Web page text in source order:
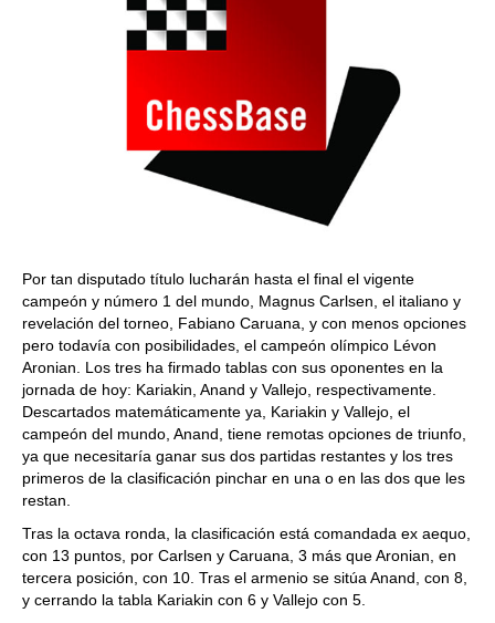
Por tan disputado título lucharán hasta el final el vigente
campeón y número 1 del mundo, Magnus Carlsen, el italiano y
revelación del torneo, Fabiano Caruana, y con menos opciones
pero todavía con posibilidades, el campeón olímpico Lévon
Aronian. Los tres ha firmado tablas con sus oponentes en la
jornada de hoy: Kariakin, Anand y Vallejo, respectivamente.
Descartados matemáticamente ya, Kariakin y Vallejo, el
campeón del mundo, Anand, tiene remotas opciones de triunfo,
ya que necesitaría ganar sus dos partidas restantes y los tres
primeros de la clasificación pinchar en una o en las dos que les
restan.
Tras la octava ronda, la clasificación está comandada ex aequo,
con 13 puntos, por Carlsen y Caruana, 3 más que Aronian, en
tercera posición, con 10. Tras el armenio se sitúa Anand, con 8,
y cerrando la tabla Kariakin con 6 y Vallejo con 5.